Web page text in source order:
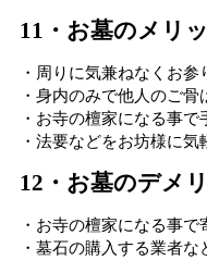
11・お墓のメリ
・周りに気兼ねなくお参
・身内のみで他人のご骨
・お寺の檀家になる事で
・法要などをお坊様に気
12・お墓のデメ
・お寺の檀家になる事
・墓石の購入する業者